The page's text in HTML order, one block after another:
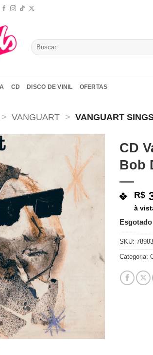
Pesquisar
por:
CD DISCO DE VINIL OFERTAS
> VANGUART > VANGUART
Adicionar
a lista de
desejos
CD
Bob
R$
à
Esgotado
SKU:
Categoria: